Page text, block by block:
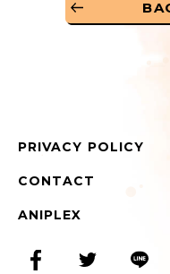
PRIVACY POLICY
CONTACT
ANIPLEX